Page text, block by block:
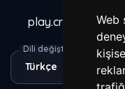
Web
Gizlilik Sözleşmesi
Yasaklananlar
Dili değiştir